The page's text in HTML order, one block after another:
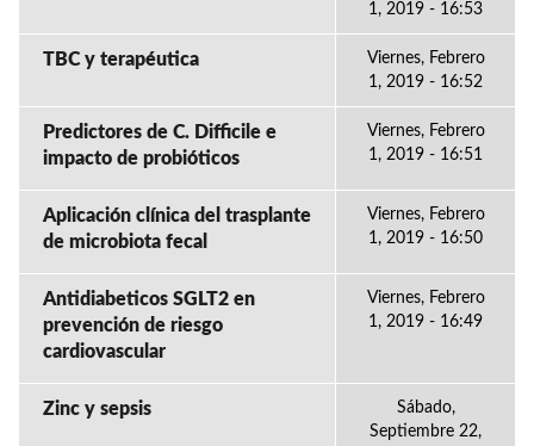
1, 2019 - 16:53
TBC y terapéutica
Viernes, Febrero
1, 2019 - 16:52
Predictores de C. Difficile e
impacto de probióticos
Viernes, Febrero
1, 2019 - 16:51
Aplicación clínica del trasplante
de microbiota fecal
Viernes, Febrero
1, 2019 - 16:50
Antidiabeticos SGLT2 en
prevención de riesgo
cardiovascular
Viernes, Febrero
1, 2019 - 16:49
Zinc y sepsis
Sábado,
Septiembre 22,